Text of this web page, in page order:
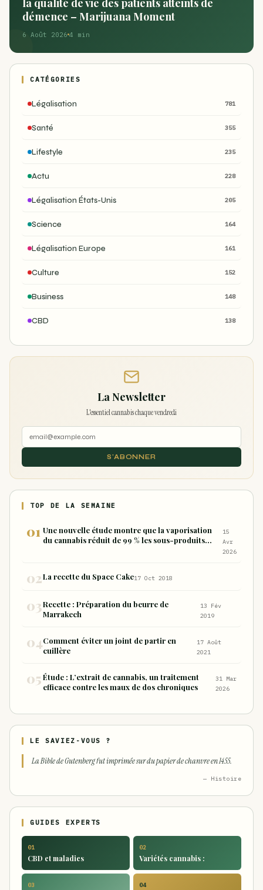
la qualité de vie des patients atteints de
démence – Marijuana Moment
6 Août 2026 4 min
CATÉGORIES
Légalisation 781
Santé 355
Lifestyle 235
Actu 228
Légalisation États-Unis 205
Science 164
Légalisation Europe 161
Culture 152
Business 148
CBD 138
La Newsletter
L'essentiel cannabis chaque vendredi
S'ABONNER
TOP DE LA SEMAINE
Une nouvelle étude montre que la vaporisation
du cannabis réduit de 99 % les sous-produits
15
Avr
2026
La recette du Space Cake17 Oct 2018
Recette : Préparation du beurre de
Marrakech
13 Fév
2019
Comment éviter un joint de partir en
cuillère
17 Août
2021
Étude : L’extrait de cannabis, un traitement
efficace contre les maux de dos chroniques
31 Mar
2026
LE SAVIEZ-VOUS ?
La Bible de Gutenberg fut imprimée sur du papier de chanvre en 1455.
— Histoire
GUIDES EXPERTS
01
CBD et maladies
02
Variétés cannabis :
03 04